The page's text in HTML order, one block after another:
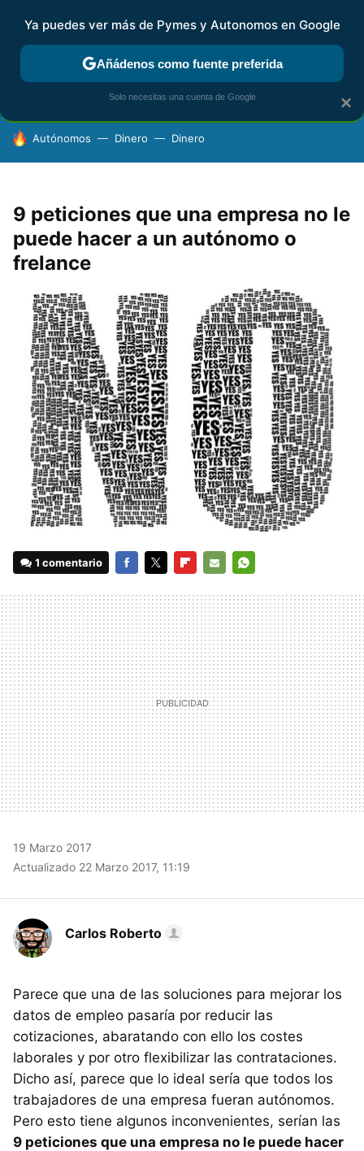
FISCALIDAD Y CONTABILIDAD KIT DIGITAL RENTA
HOY SE HABLA DE
Autónomos Dinero Dinero
9 peticiones que una empresa no le
puede hacer a un autónomo o
frelance
1 comentario
MAIL
19 Marzo 2017
Actualizado 22 Marzo 2017, 11:19
Carlos Roberto
Parece que una de las soluciones para mejorar los
datos de empleo pasaría por reducir las
cotizaciones, abaratando con ello los costes
laborales y por otro flexibilizar las contrataciones.
Dicho así, parece que lo ideal sería que todos los
trabajadores de una empresa fueran autónomos.
Pero esto tiene algunos inconvenientes, serían las
9 peticiones que una empresa no le puede hacer
×
Ya puedes ver más de Pymes y Autonomos en Google
Añádenos como fuente preferida
Solo necesitas una cuenta de Google